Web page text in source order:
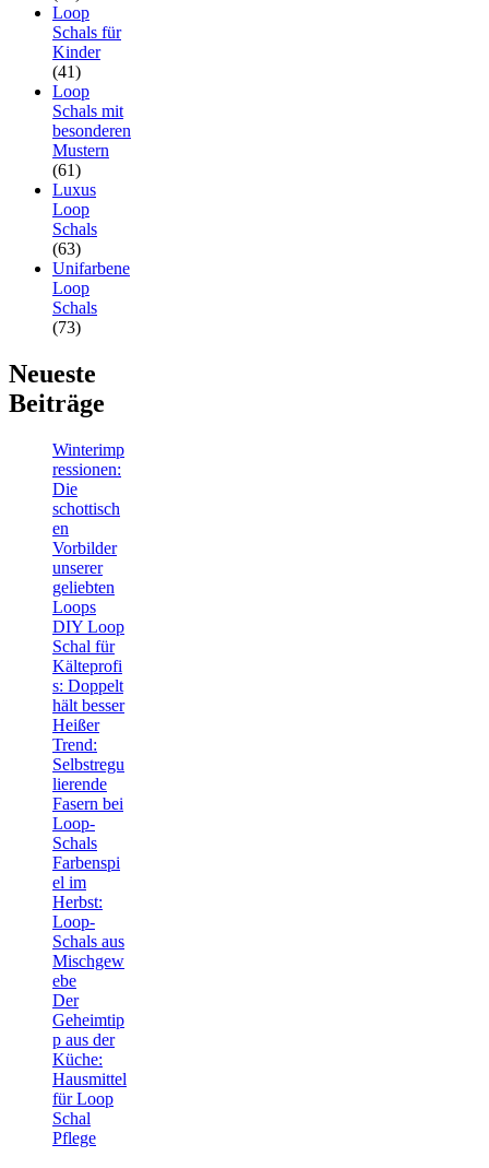
Loop
Schals für
Kinder
(41)
Loop
Schals mit
besonderen
Mustern
(61)
Luxus
Loop
Schals
(63)
Unifarbene
Loop
Schals
(73)
Neueste
Beiträge
Winterimp
ressionen:
Die
schottisch
en
Vorbilder
unserer
geliebten
Loops
DIY Loop
Schal für
Kälteprofi
s: Doppelt
hält besser
Heißer
Trend:
Selbstregu
lierende
Fasern bei
Loop-
Schals
Farbenspi
el im
Herbst:
Loop-
Schals aus
Mischgew
ebe
Der
Geheimtip
p aus der
Küche:
Hausmittel
für Loop
Schal
Pflege